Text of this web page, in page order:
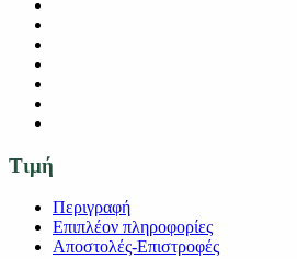
Τιμή
Περιγραφή
Επιπλέον πληροφορίες
Αποστολές-Επιστροφές